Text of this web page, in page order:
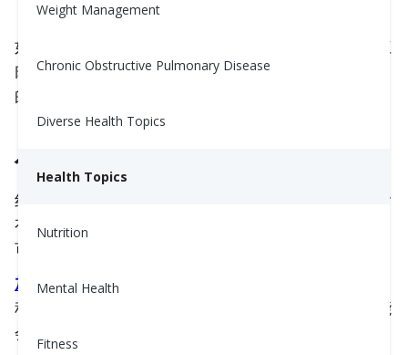
Weight Management
Chronic Obstructive Pulmonary Disease
Diverse Health Topics
Health Topics
Nutrition
Mental Health
Fitness
November 17, 2025
如果您正在管理高血压或糖尿病，您可能会想知道红
肉在您的饮食中是否有一席之地。答案并不是简单
的“是”或“否”——这取决于量、频率和烹饪方式。
什么算作红肉？
红肉通常指的是牛肉、猪肉和羊肉。这些肉类通常含
有较高的饱和脂肪，如果食用过于频繁或数量过多，
可能会影响心脏健康。
加工肉类 ——如培根、香肠、热狗和熟食肉——则
稍微不同。它们通常含有添加的盐和防腐剂，这可能
会提高血压并增加健康风险。